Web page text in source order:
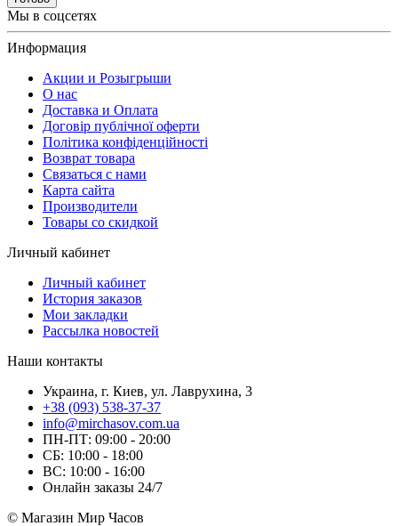
Мы в соцсетях
Информация
Акции и Розыгрыши
О нас
Доставка и Оплата
Договір публічної оферти
Політика конфіденційності
Возврат товара
Связаться с нами
Карта сайта
Производители
Товары со скидкой
Личный кабинет
Личный кабинет
История заказов
Мои закладки
Рассылка новостей
Наши контакты
Украина, г. Киев, ул. Лаврухина, 3
+38 (093) 538-37-37
info@mirchasov.com.ua
ПН-ПТ: 09:00 - 20:00
СБ: 10:00 - 18:00
ВС: 10:00 - 16:00
Онлайн заказы 24/7
© Магазин Мир Часов